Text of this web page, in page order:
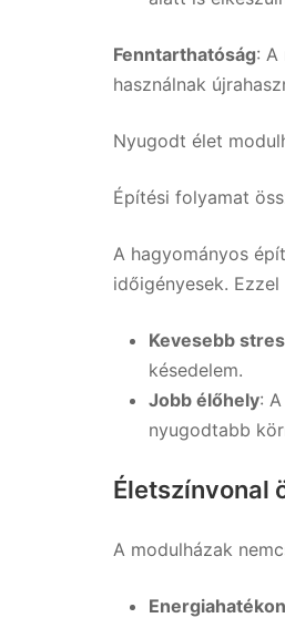
Fenntarthatóság: A
használnak
Nyugodt élet
Építési folyamat
A hagyományos
időigényesek.
Kevesebb
késedelem.
Jobb élőhely:
nyugodtabb
Életszínvonal
A modulházak